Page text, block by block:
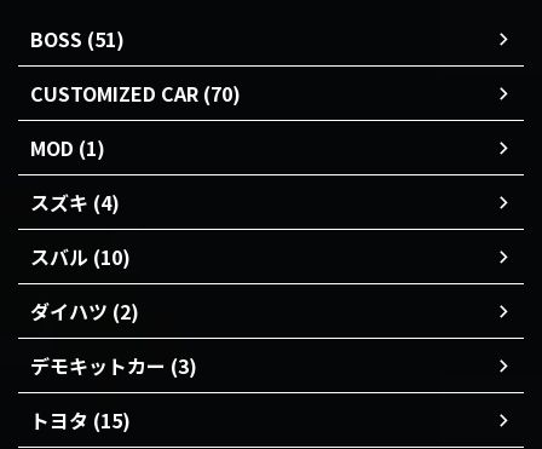
BOSS (51)
CUSTOMIZED CAR (70)
MOD (1)
スズキ (4)
スバル (10)
ダイハツ (2)
デモキットカー (3)
トヨタ (15)